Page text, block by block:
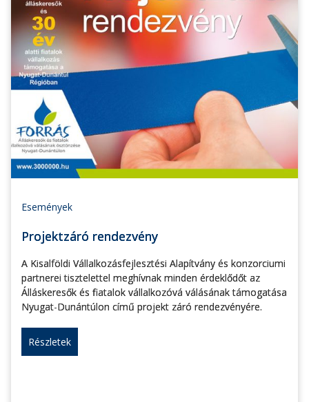
Események
Projektzáró rendezvény
A Kisalföldi Vállalkozásfejlesztési Alapítvány és konzorciumi
partnerei tisztelettel meghívnak minden érdeklődőt az
Álláskeresők és fiatalok vállalkozóvá válásának támogatása
Nyugat-Dunántúlon című projekt záró rendezvényére.
Részletek